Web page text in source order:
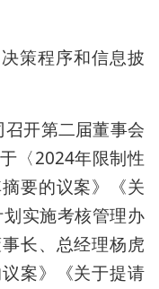
策程序和信息披
开第二届董事会
〈2024年限制性
要的议案》《关
实施考核管理办
长、总经理杨虎
案》《关于提请